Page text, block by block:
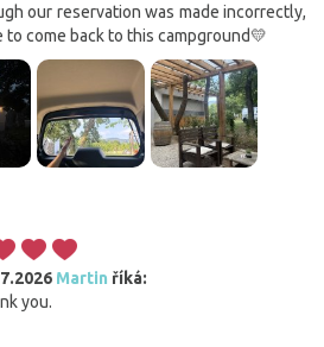
our reservation was made incorrectly,
to come back to this campground💛
Martin říká:
you.